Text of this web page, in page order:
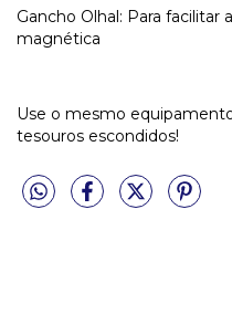
Gancho Olhal: Para facilitar
magnética
Use o mesmo
tesouros escondidos!